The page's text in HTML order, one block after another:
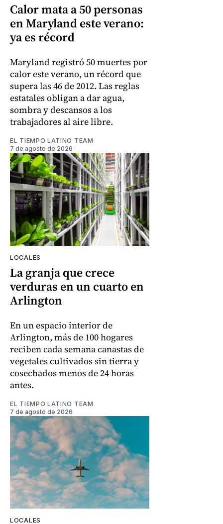
Calor mata a 50 personas
en Maryland este verano:
ya es récord
Maryland registró 50 muertes por
calor este verano, un récord que
supera las 46 de 2012. Las reglas
estatales obligan a dar agua,
sombra y descansos a los
trabajadores al aire libre.
EL TIEMPO LATINO TEAM
7 de agosto de 2026
LOCALES
La granja que crece
verduras en un cuarto en
Arlington
En un espacio interior de
Arlington, más de 100 hogares
reciben cada semana canastas de
vegetales cultivados sin tierra y
cosechados menos de 24 horas
antes.
EL TIEMPO LATINO TEAM
7 de agosto de 2026
LOCALES